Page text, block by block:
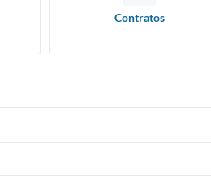
Contratos